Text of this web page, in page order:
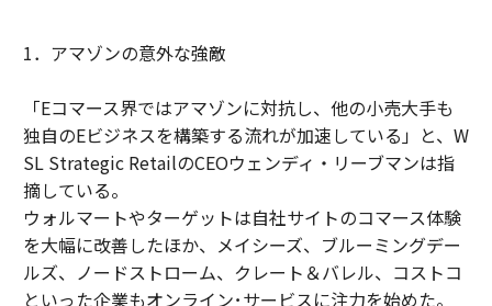
1．アマゾンの意外な強敵
「Eコマース界ではアマゾンに対抗し、他の小売大手も
独自のEビジネスを構築する流れが加速している」と、W
SL Strategic RetailのCEOウェンディ・リーブマンは指
摘している。
ウォルマートやターゲットは自社サイトのコマース体験
を大幅に改善したほか、メイシーズ、ブルーミングデー
ルズ、ノードストローム、クレート＆バレル、コストコ
といった企業もオンライン･サービスに注力を始めた。